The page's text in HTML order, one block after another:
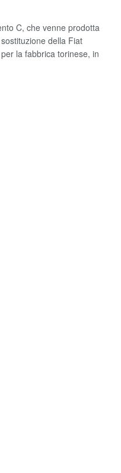
C, che venne prodotta
della Fiat
la fabbrica torinese, in